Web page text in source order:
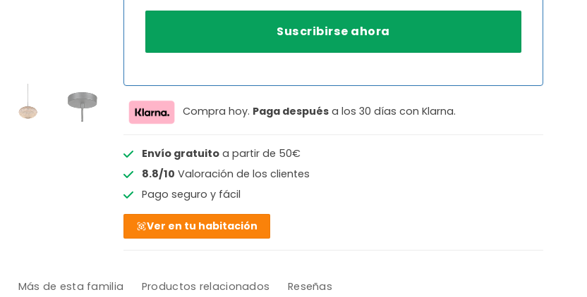
Compra hoy. Paga después a los 30 días con Klarna.
Envío gratuitoa partir de 50€
8.8/10 Valoración de los clientes
Pago seguro y fácil
Ver en tu habitación
Más de esta familia Productos relacionados Reseñas